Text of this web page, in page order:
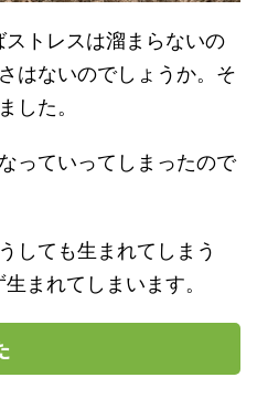
トレスは溜まらないの
はないのでしょうか。そ
した。
っていってしまったので
しても生まれてしまう
まれてしまいます。